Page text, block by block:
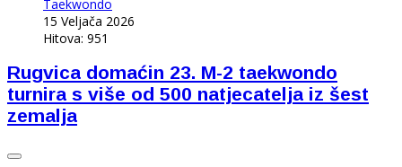
Taekwondo
15 Veljača 2026
Hitova: 951
Rugvica domaćin 23. M-2 taekwondo
turnira s više od 500 natjecatelja iz šest
zemalja